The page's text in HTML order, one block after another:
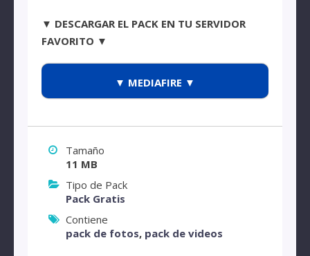
▼ DESCARGAR EL PACK EN TU SERVIDOR
FAVORITO ▼
▼ MEDIAFIRE ▼
Tamaño
11 MB
Tipo de Pack
Pack Gratis
Contiene
pack de fotos, pack de videos